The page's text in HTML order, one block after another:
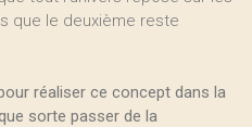
que le deuxième reste
réaliser ce concept dans la
sorte passer de la